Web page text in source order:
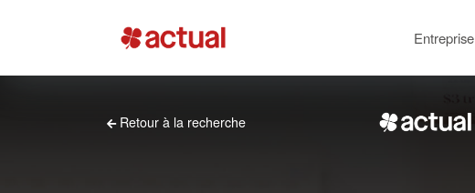
Entreprise
Retour à la recherche